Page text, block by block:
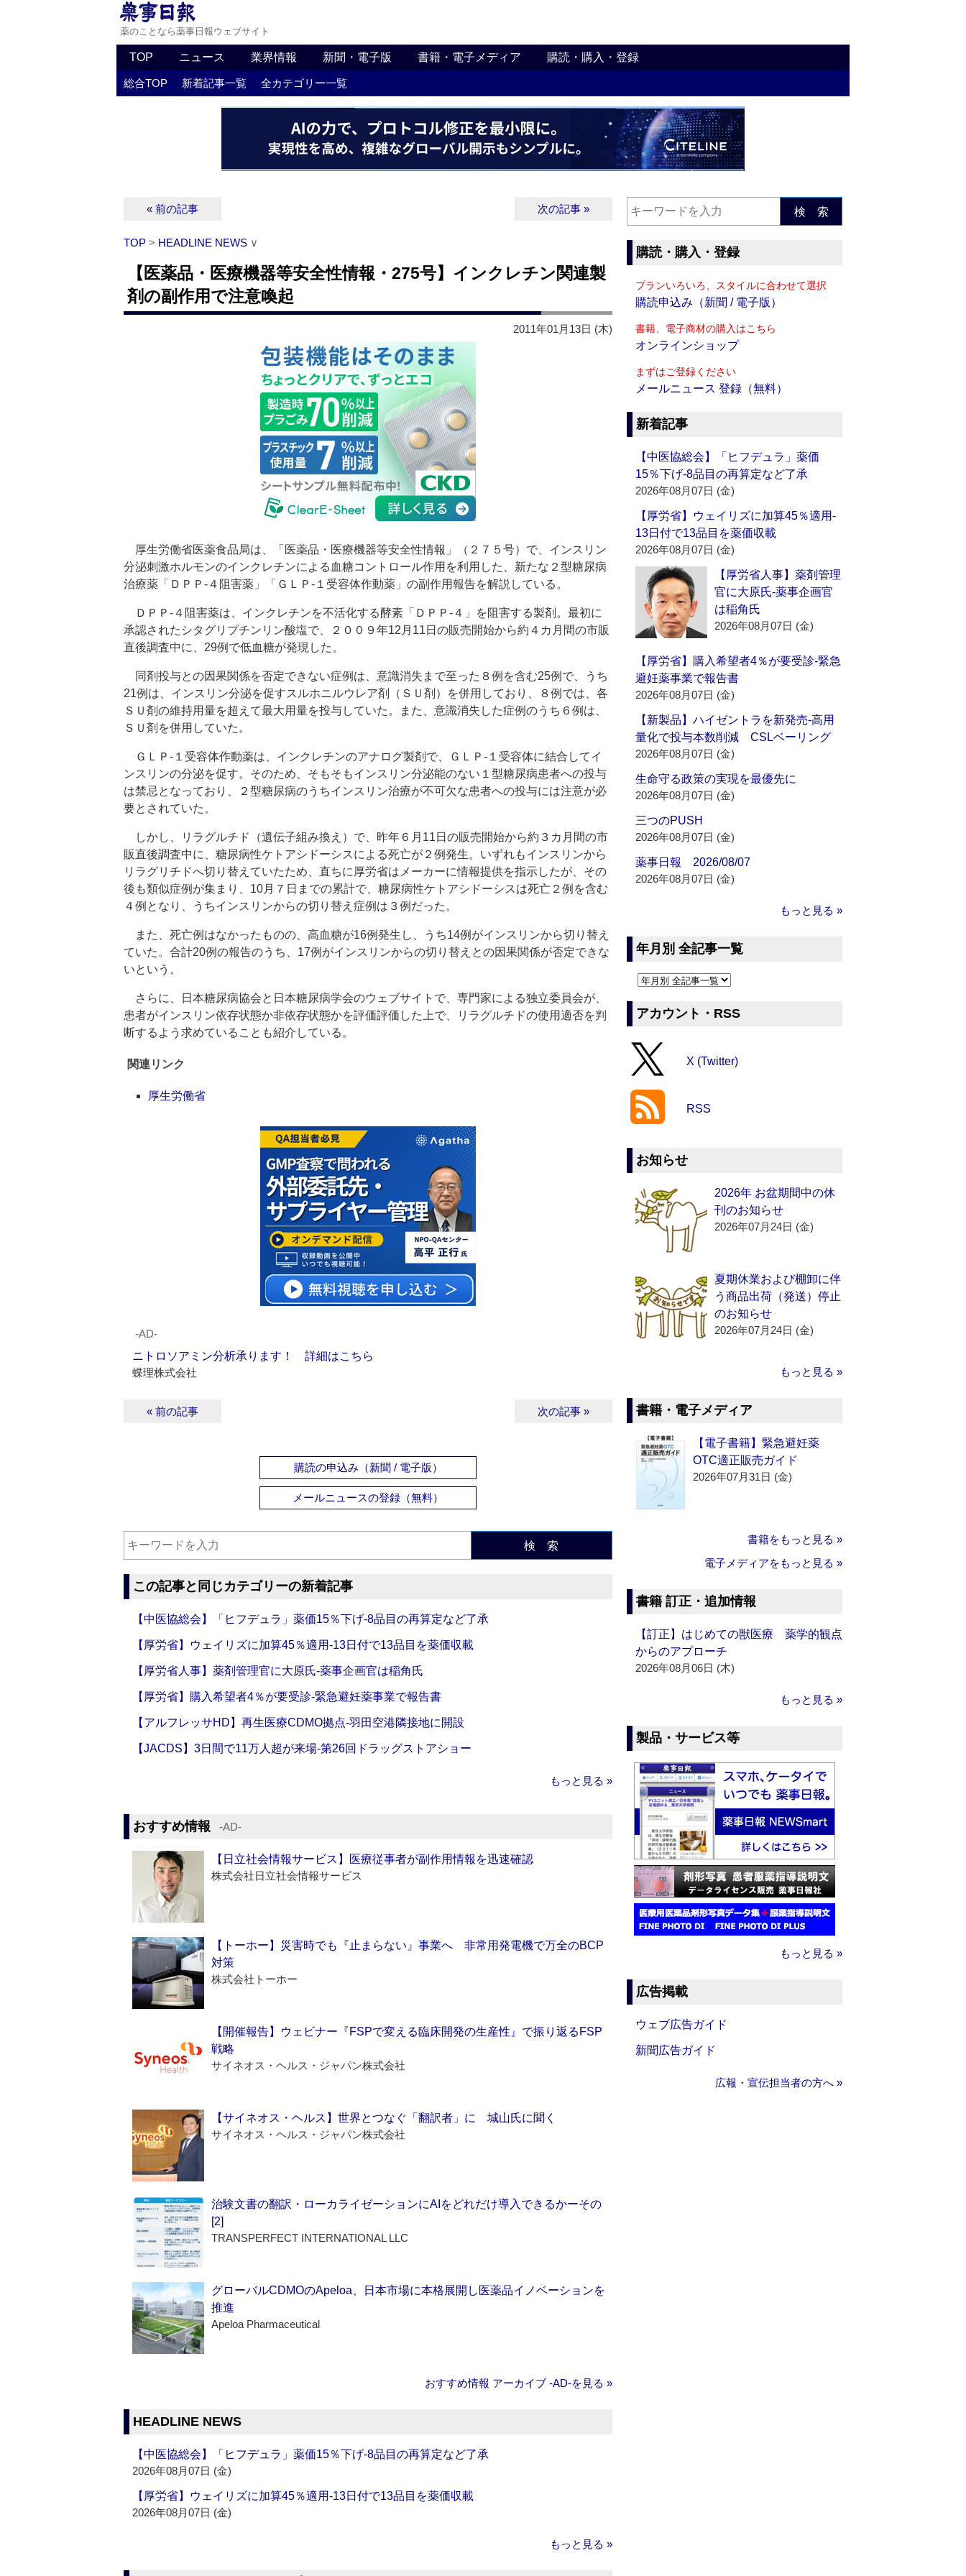
薬のことなら薬事日報ウェブサイト
TOP ニュース 業界情報 新聞・電子版 書籍・電子メディア 購読・購入・登録
総合TOP 新着記事一覧 全カテゴリー一覧
« 前の記事 次の記事 »
TOP > HEADLINE NEWS ∨
【医薬品・医療機器等安全性情報・275号】インクレチン関連製
剤の副作用で注意喚起
2011年01月13日 (木)
厚生労働省医薬食品局は、「医薬品・医療機器等安全性情報」（２７５号）で、インスリン
分泌刺激ホルモンのインクレチンによる血糖コントロール作用を利用した、新たな２型糖尿病
治療薬「ＤＰＰ‐４阻害薬」「ＧＬＰ‐１受容体作動薬」の副作用報告を解説している。
ＤＰＰ‐４阻害薬は、インクレチンを不活化する酵素「ＤＰＰ‐４」を阻害する製剤。最初に
承認されたシタグリプチンリン酸塩で、２００９年12月11日の販売開始から約４カ月間の市販
直後調査中に、29例で低血糖が発現した。
同剤投与との因果関係を否定できない症例は、意識消失まで至った８例を含む25例で、うち
21例は、インスリン分泌を促すスルホニルウレア剤（ＳＵ剤）を併用しており、８例では、各
ＳＵ剤の維持用量を超えて最大用量を投与していた。また、意識消失した症例のうち６例は、
ＳＵ剤を併用していた。
ＧＬＰ‐１受容体作動薬は、インクレチンのアナログ製剤で、ＧＬＰ‐１受容体に結合してイ
ンスリンの分泌を促す。そのため、そもそもインスリン分泌能のない１型糖尿病患者への投与
は禁忌となっており、２型糖尿病のうちインスリン治療が不可欠な患者への投与には注意が必
要とされていた。
しかし、リラグルチド（遺伝子組み換え）で、昨年６月11日の販売開始から約３カ月間の市
販直後調査中に、糖尿病性ケトアシドーシスによる死亡が２例発生。いずれもインスリンから
リラグリチドへ切り替えていたため、直ちに厚労省はメーカーに情報提供を指示したが、その
後も類似症例が集まり、10月７日までの累計で、糖尿病性ケトアシドーシスは死亡２例を含む
４例となり、うちインスリンからの切り替え症例は３例だった。
また、死亡例はなかったものの、高血糖が16例発生し、うち14例がインスリンから切り替え
ていた。合計20例の報告のうち、17例がインスリンからの切り替えとの因果関係が否定できな
いという。
さらに、日本糖尿病協会と日本糖尿病学会のウェブサイトで、専門家による独立委員会が、
患者がインスリン依存状態か非依存状態かを評価評価した上で、リラグルチドの使用適否を判
断するよう求めていることも紹介している。
関連リンク
厚生労働省
‐AD‐
ニトロソアミン分析承ります！ 詳細はこちら
蝶理株式会社
« 前の記事 次の記事 »
購読の申込み（新聞 / 電子版）
メールニュースの登録（無料）
検 索
この記事と同じカテゴリーの新着記事
【中医協総会】「ヒフデュラ」薬価15％下げ‐8品目の再算定など了承
【厚労省】ウェイリズに加算45％適用‐13日付で13品目を薬価収載
【厚労省人事】薬剤管理官に大原氏‐薬事企画官は稲角氏
【厚労省】購入希望者4％が要受診‐緊急避妊薬事業で報告書
【アルフレッサHD】再生医療CDMO拠点‐羽田空港隣接地に開設
【JACDS】3日間で11万人超が来場‐第26回ドラッグストアショー
もっと見る »
おすすめ情報 ‐AD‐
【日立社会情報サービス】医療従事者が副作用情報を迅速確認
株式会社日立社会情報サービス
【トーホー】災害時でも『止まらない』事業へ 非常用発電機で万全のBCP
対策
株式会社トーホー
【開催報告】ウェビナー『FSPで変える臨床開発の生産性』で振り返るFSP
戦略
サイネオス・ヘルス・ジャパン株式会社
【サイネオス・ヘルス】世界とつなぐ「翻訳者」に 城山氏に聞く
サイネオス・ヘルス・ジャパン株式会社
治験文書の翻訳・ローカライゼーションにAIをどれだけ導入できるかーその
[2]
TRANSPERFECT INTERNATIONAL LLC
グローバルCDMOのApeloa、日本市場に本格展開し医薬品イノベーションを
推進
Apeloa Pharmaceutical
おすすめ情報 アーカイブ ‐AD‐を見る »
HEADLINE NEWS
【中医協総会】「ヒフデュラ」薬価15％下げ‐8品目の再算定など了承
2026年08月07日 (金)
【厚労省】ウェイリズに加算45％適用‐13日付で13品目を薬価収載
2026年08月07日 (金)
もっと見る »
検 索
購読・購入・登録
プランいろいろ、スタイルに合わせて選択
購読申込み（新聞 / 電子版）
書籍、電子商材の購入はこちら
オンラインショップ
まずはご登録ください
メールニュース 登録（無料）
新着記事
【中医協総会】「ヒフデュラ」薬価
15％下げ‐8品目の再算定など了承
2026年08月07日 (金)
【厚労省】ウェイリズに加算45％適用‐
13日付で13品目を薬価収載
2026年08月07日 (金)
【厚労省人事】薬剤管理
官に大原氏‐薬事企画官
は稲角氏
2026年08月07日 (金)
【厚労省】購入希望者4％が要受診‐緊急
避妊薬事業で報告書
2026年08月07日 (金)
【新製品】ハイゼントラを新発売‐高用
量化で投与本数削減 CSLベーリング
2026年08月07日 (金)
生命守る政策の実現を最優先に
2026年08月07日 (金)
三つのPUSH
2026年08月07日 (金)
薬事日報 2026/08/07
2026年08月07日 (金)
もっと見る »
年月別 全記事一覧
アカウント・RSS
X (Twitter)
RSS
お知らせ
2026年 お盆期間中の休
刊のお知らせ
2026年07月24日 (金)
夏期休業および棚卸に伴
う商品出荷（発送）停止
のお知らせ
2026年07月24日 (金)
もっと見る »
書籍・電子メディア
【電子書籍】緊急避妊薬
OTC適正販売ガイド
2026年07月31日 (金)
書籍をもっと見る »
電子メディアをもっと見る »
書籍 訂正・追加情報
【訂正】はじめての獣医療 薬学的観点
からのアプローチ
2026年08月06日 (木)
もっと見る »
製品・サービス等
もっと見る »
広告掲載
ウェブ広告ガイド
新聞広告ガイド
広報・宣伝担当者の方へ »